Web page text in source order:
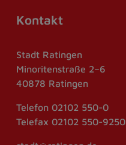
Kontakt
Stadt Ratingen
Minoritenstraße 2–6
40878 Ratingen
Telefon 02102 550-0
Telefax 02102 550-9250